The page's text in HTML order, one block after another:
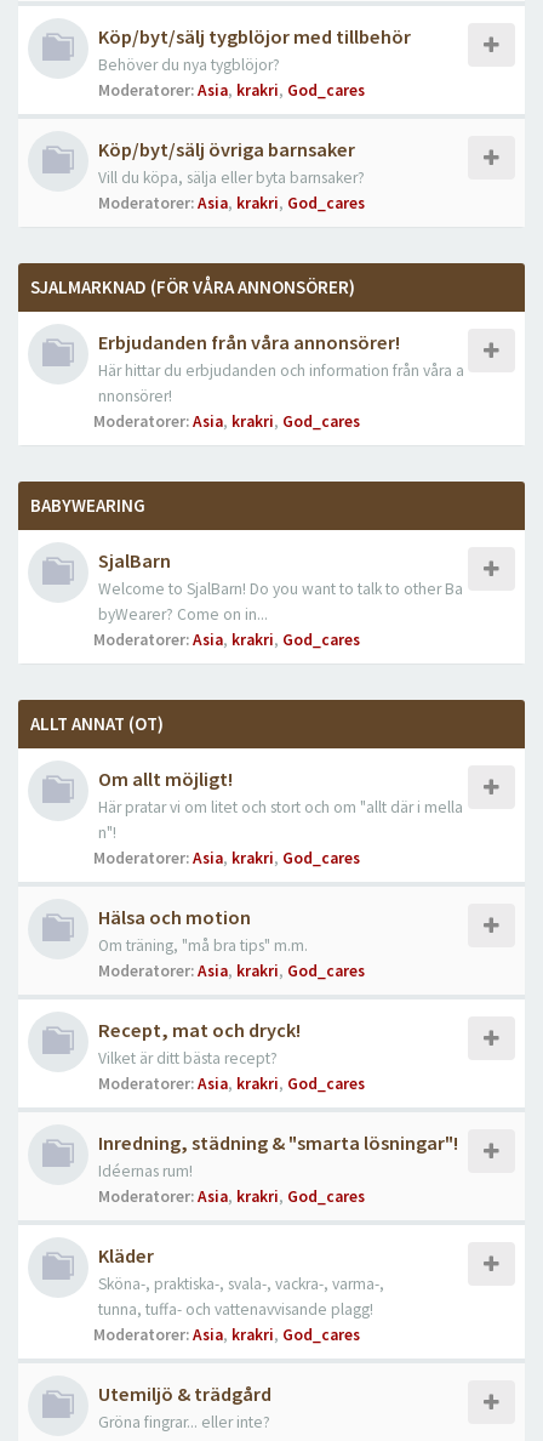
Köp/byt/sälj tygblöjor med tillbehör
Behöver du nya tygblöjor?
Moderatorer:Asia, krakri, God_cares
Köp/byt/sälj övriga barnsaker
Vill du köpa, sälja eller byta barnsaker?
Moderatorer:Asia, krakri, God_cares
SJALMARKNAD (FÖR VÅRA ANNONSÖRER)
Erbjudanden från våra annonsörer!
Här hittar du erbjudanden och information från våra a
nnonsörer!
Moderatorer:Asia, krakri, God_cares
BABYWEARING
SjalBarn
Welcome to SjalBarn! Do you want to talk to other Ba
byWearer? Come on in...
Moderatorer:Asia, krakri, God_cares
ALLT ANNAT (OT)
Om allt möjligt!
Här pratar vi om litet och stort och om "allt där i mella
n"!
Moderatorer:Asia, krakri, God_cares
Hälsa och motion
Om träning, "må bra tips" m.m.
Moderatorer:Asia, krakri, God_cares
Recept, mat och dryck!
Vilket är ditt bästa recept?
Moderatorer:Asia, krakri, God_cares
Inredning, städning & "smarta lösningar"!
Idéernas rum!
Moderatorer:Asia, krakri, God_cares
Kläder
Sköna-, praktiska-, svala-, vackra-, varma-,
tunna, tuffa- och vattenavvisande plagg!
Moderatorer:Asia, krakri, God_cares
Utemiljö & trädgård
Gröna fingrar... eller inte?